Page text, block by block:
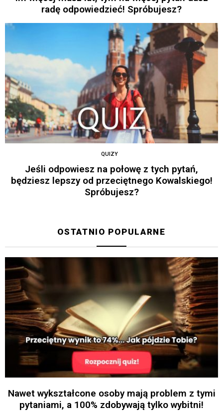
radę odpowiedzieć! Spróbujesz?
QUIZY
Jeśli odpowiesz na połowę z tych pytań,
będziesz lepszy od przeciętnego Kowalskiego!
Spróbujesz?
OSTATNIO POPULARNE
Nawet wykształcone osoby mają problem z tymi
pytaniami, a 100% zdobywają tylko wybitni!